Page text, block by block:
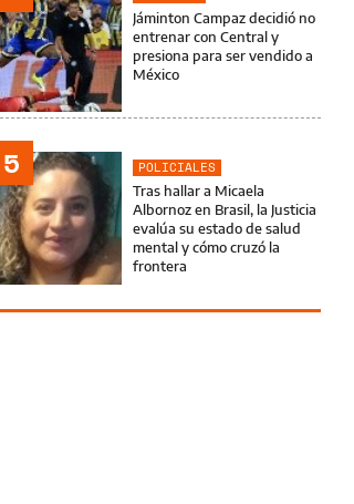
Jáminton Campaz decidió no
entrenar con Central y
presiona para ser vendido a
México
5
POLICIALES
Tras hallar a Micaela
Albornoz en Brasil, la Justicia
evalúa su estado de salud
mental y cómo cruzó la
frontera